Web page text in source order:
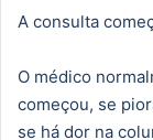
A consulta
O médico
começou, se
se há dor na